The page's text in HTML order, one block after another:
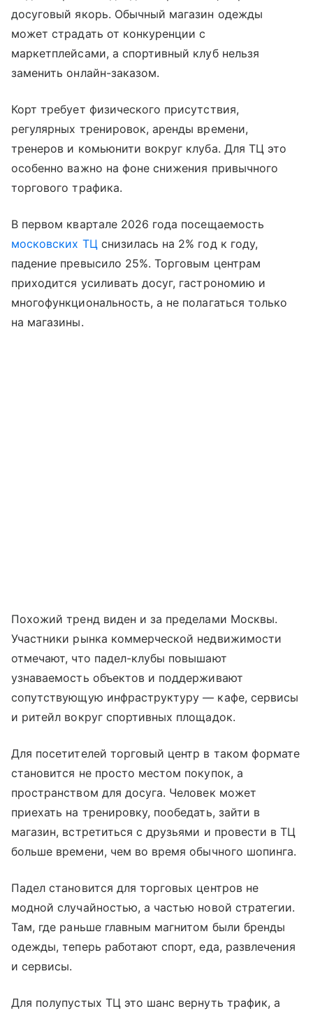
досуговый якорь. Обычный магазин одежды
может страдать от конкуренции с
маркетплейсами, а спортивный клуб нельзя
заменить онлайн-заказом.
Корт требует физического присутствия,
регулярных тренировок, аренды времени,
тренеров и комьюнити вокруг клуба. Для ТЦ это
особенно важно на фоне снижения привычного
торгового трафика.
В первом квартале 2026 года посещаемость
московских ТЦснизилась на 2% год к году,
падение превысило 25%. Торговым центрам
приходится усиливать досуг, гастрономию и
многофункциональность, а не полагаться только
на магазины.
Похожий тренд виден и за пределами Москвы.
Участники рынка коммерческой недвижимости
отмечают, что падел-клубы повышают
узнаваемость объектов и поддерживают
сопутствующую инфраструктуру — кафе, сервисы
и ритейл вокруг спортивных площадок.
Для посетителей торговый центр в таком формате
становится не просто местом покупок, а
пространством для досуга. Человек может
приехать на тренировку, пообедать, зайти в
магазин, встретиться с друзьями и провести в ТЦ
больше времени, чем во время обычного шопинга.
Падел становится для торговых центров не
модной случайностью, а частью новой стратегии.
Там, где раньше главным магнитом были бренды
одежды, теперь работают спорт, еда, развлечения
и сервисы.
Для полупустых ТЦ это шанс вернуть трафик, а